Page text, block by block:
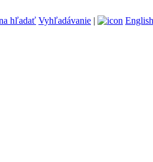
Vyhľadávanie | English